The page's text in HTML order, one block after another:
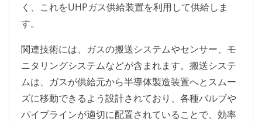
く、これをUHPガス供給装置を利用して供給しま
す。
関連技術には、ガスの搬送システムやセンサー、モ
ニタリングシステムなどが含まれます。搬送システ
ムは、ガスが供給元から半導体製造装置へとスムー
ズに移動できるよう設計されており、各種バルブや
パイプラインが適切に配置されていることで、効率